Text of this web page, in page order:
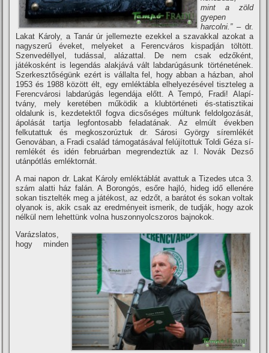
mint a zöld
gyepen
harcolni.”– dr.
Lakat Károly, a Tanár úr jellemezte ezekkel a szavakkal azokat a
nagyszerű éveket, melyeket a Ferencváros kispadján töltött.
Szenvedéllyel, tudással, alázattal. De nem csak edzőként,
játékosként is legendás alakjává vált labdarúgásunk történetének.
Szerkesztőségünk ezért is vállalta fel, hogy abban a házban, ahol
1953 és 1988 között élt, egy emléktábla elhelyezésével tiszteleg a
Ferencvárosi labdarúgás legendája előtt. A Tempó, Fradi! Alapí­
tvány, mely keretében működik a klubtörténeti és-statisztikai
oldalunk is, kezdetektől fogva dicsőséges múltunk feldolgozását,
ápolását tartja legfontosabb feladatának. Az elmúlt években
felkutattuk és megkoszorúztuk dr. Sárosi György sí­remlékét
Genovában, a Fradi család támogatásával felújí­tottuk Toldi Géza sí­
remlékét és idén februárban megrendeztük az I. Novák Dezső
utánpótlás emléktornát.
A mai napon dr. Lakat Károly emléktáblát avattuk a Tizedes utca 3.
szám alatti ház falán. A Borongós, esőre hajló, hideg idő ellenére
sokan tisztelték meg a játékost, az edzőt, a barátot és sokan voltak
olyanok is, akik csak az eredményeit ismerik, de tudják, hogy azok
nélkül nem lehettünk volna huszonnyolcszoros bajnokok.
Varázslatos,
hogy minden